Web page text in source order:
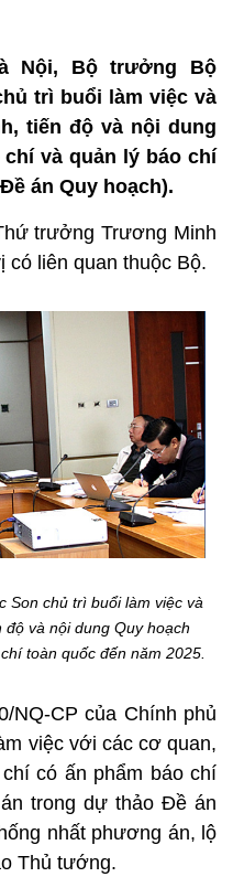
Nội, Bộ trưởng Bộ
trì buổi làm việc và
tiến độ và nội dung
và quản lý báo chí
án Quy hoạch).
trưởng Trương Minh
có liên quan thuộc Bộ.
Son chủ trì buổi làm việc và
và nội dung Quy hoạch
toàn quốc đến năm 2025.
NQ-CP của Chính phủ
việc với các cơ quan,
có ấn phẩm báo chí
trong dự thảo Đề án
nhất phương án, lộ
Thủ tướng.